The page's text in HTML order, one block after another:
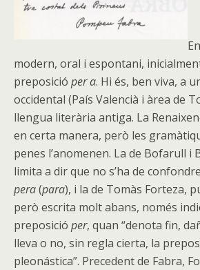
modern, oral i espontani,
preposició per a. Hi és, ben viva, a
occidental (País Valencià i àrea de
llengua literària antiga. La
en certa manera, però les
penes l’anomenen. La de Bofarull i
limita a dir que no s’ha de confondre
pera(para), i la de Tomàs Forteza,
però escrita molt abans, només
preposició per, quan “denota fin,
lleva o no, sin regla cierta, la
pleonástica”. Precedent de Fabra,